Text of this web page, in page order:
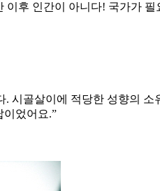
후 인간이 아니다! 국가가
시골살이에 적당한 성향의
이었어요.”